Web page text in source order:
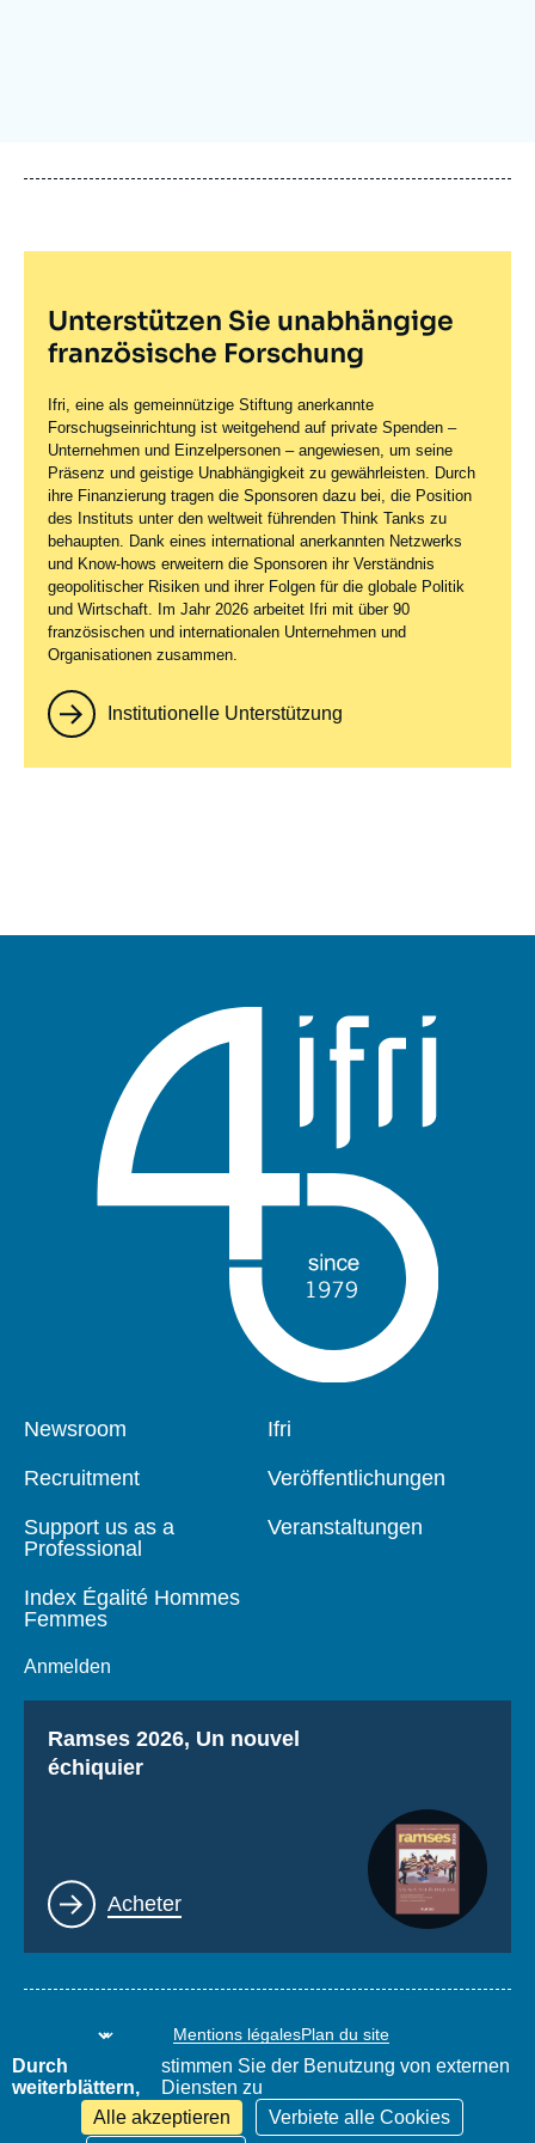
Unterstützen Sie unabhängige
französische Forschung
Ifri, eine als gemeinnützige Stiftung anerkannte
Forschugseinrichtung ist weitgehend auf private Spenden –
Unternehmen und Einzelpersonen – angewiesen, um seine
Präsenz und geistige Unabhängigkeit zu gewährleisten. Durch
ihre Finanzierung tragen die Sponsoren dazu bei, die Position
des Instituts unter den weltweit führenden Think Tanks zu
behaupten. Dank eines international anerkannten Netzwerks
und Know-hows erweitern die Sponsoren ihr Verständnis
geopolitischer Risiken und ihrer Folgen für die globale Politik
und Wirtschaft. Im Jahr 2026 arbeitet Ifri mit über 90
französischen und internationalen Unternehmen und
Organisationen zusammen.
Institutionelle Unterstützung
Pied
Newsroom
Recruitment
Support us as a
Professional
Index Égalité Hommes
Femmes
Anmelden
Navigation
Ifri
Veröffentlichungen
Veranstaltungen
Titre
Ramses 2026, Un nouvel
échiquier
Lien
Acheter
Mentions légalesPlan du site
www.thierrydemontbrial.com
World Policy Conference
Blog Politique étrangère
Durch
weiterblättern,
stimmen Sie der Benutzung von externen
Diensten zu
Alle akzeptieren
Verbiete alle Cookies